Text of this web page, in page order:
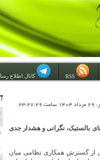
کانال اطلاع
بالستیک، نگرانی و هشدار جدی
از گسترش همکاری نظامی میان